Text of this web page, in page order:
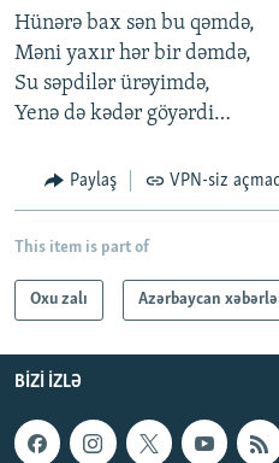
İZ - MƏDƏNIYYƏT PROQRAMI
MATERIALLARIMIZDAN ISTIFADƏ
AZADLIQRADIOSU MOBIL
BIZIMLƏ ƏLAQƏ
RFE/RL-in bütün saytları
Hünərə bax sən bu qəmdə,
Məni yaxır hər bir dəmdə,
Su səpdilər ürəyimdə,
Yenə də kədər göyərdi…
Paylaş VPN-siz
This item is part of
Oxu zalı Azərbaycan
BIZI IZLƏ